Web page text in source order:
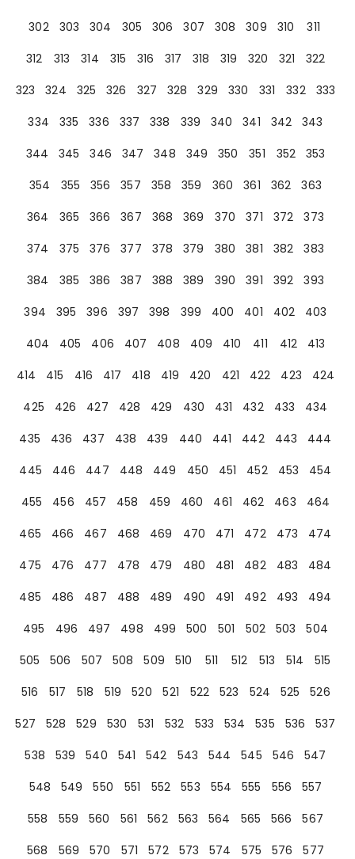
302
303 304 305 306 307 308 309 310
311
312
313 314 315 316 317 318 319 320 321
322
323
324 325 326 327 328 329 330 331 332
333
334
335 336 337 338 339 340 341 342
343
344
345 346 347 348 349 350 351 352
353
354
355 356 357 358 359 360 361 362
363
364
365 366 367 368 369 370 371 372
373
374
375 376 377 378 379 380 381 382
383
384
385 386 387 388 389 390 391 392
393
394
395 396 397 398 399 400 401 402
403
404
405 406 407 408 409 410 411 412
413
414
415 416 417 418 419 420 421 422 423
424
425
426 427 428 429 430 431 432 433
434
435
436 437 438 439 440 441 442 443
444
445
446 447 448 449 450 451 452 453
454
455
456 457 458 459 460 461 462 463
464
465
466 467 468 469 470 471 472 473
474
475
476 477 478 479 480 481 482 483
484
485
486 487 488 489 490 491 492 493
494
495
496 497 498 499 500 501 502 503
504
505
506 507 508 509 510 511 512 513 514
515
516
517 518 519 520 521 522 523 524 525
526
527
528 529 530 531 532 533 534 535 536
537
538
539 540 541 542 543 544 545 546
547
548
549 550 551 552 553 554 555 556
557
558
559 560 561 562 563 564 565 566
567
568
569 570 571 572 573 574 575 576
577